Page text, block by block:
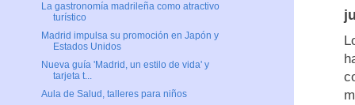
La gastronomía madrileña como atractivo
turístico
Madrid impulsa su promoción en Japón y
Estados Unidos
Nueva guía 'Madrid, un estilo de vida' y
tarjeta t...
Aula de Salud, talleres para niños